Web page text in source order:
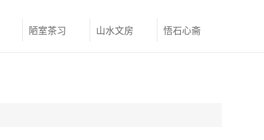
陋室茶习 山水文房 悟石心斋